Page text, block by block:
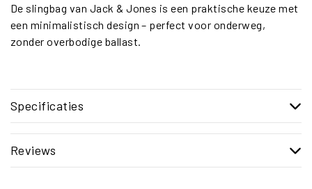
De slingbag van Jack & Jones is een praktische keuze met
een minimalistisch design – perfect voor onderweg,
zonder overbodige ballast.
Specificaties
Reviews